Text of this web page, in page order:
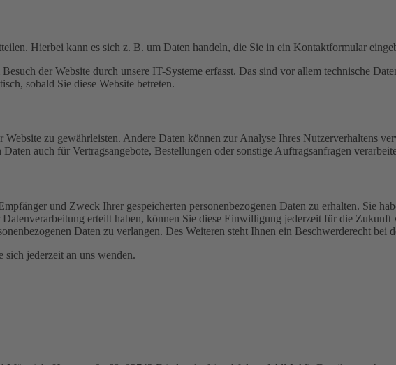
Hierbei kann es sich z. B. um Daten handeln, die Sie in ein Kontaktformular
der Website durch unsere IT-Systeme erfasst. Das sind vor allem technische
sobald Sie diese Website betreten.
zu gewährleisten. Andere Daten können zur Analyse Ihres Nutzerverhaltens
auch für Vertragsangebote, Bestellungen oder sonstige Auftragsanfragen
und Zweck Ihrer gespeicherten personenbezogenen Daten zu erhalten. Sie
erteilt haben, können Sie diese Einwilligung jederzeit für die Zukunft
Daten zu verlangen. Des Weiteren steht Ihnen ein Beschwerderecht bei
jederzeit an uns wenden.